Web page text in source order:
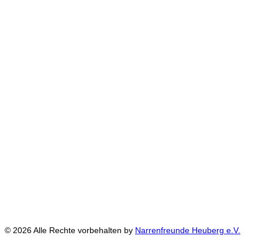
© 2026 Alle Rechte vorbehalten by Narrenfreunde Heuberg e.V.